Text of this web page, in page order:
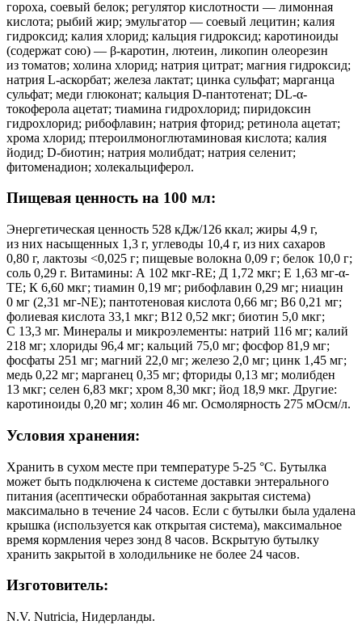
гороха, соевый белок; регулятор кислотности — лимонная
кислота; рыбий жир; эмульгатор — соевый лецитин; калия
гидроксид; калия хлорид; кальция гидроксид; каротиноиды
(содержат сою) — β-каротин, лютеин, ликопин олеорезин
из томатов; холина хлорид; натрия цитрат; магния гидроксид;
натрия L-аскорбат; железа лактат; цинка сульфат; марганца
сульфат; меди глюконат; кальция D-пантотенат; DL-α-
токоферола ацетат; тиамина гидрохлорид; пиридоксин
гидрохлорид; рибофлавин; натрия фторид; ретинола ацетат;
хрома хлорид; птероилмоноглютаминовая кислота; калия
йодид; D-биотин; натрия молибдат; натрия селенит;
фитоменадион; холекальциферол.
Пищевая ценность на 100 мл:
Энергетическая ценность 528 кДж/126 ккал; жиры 4,9 г,
из них насыщенных 1,3 г, углеводы 10,4 г, из них сахаров
0,80 г, лактозы <0,025 г; пищевые волокна 0,09 г; белок 10,0 г;
соль 0,29 г. Витамины: А 102 мкг-RE; Д 1,72 мкг; Е 1,63 мг-α-
ТЕ; К 6,60 мкг; тиамин 0,19 мг; рибофлавин 0,29 мг; ниацин
0 мг (2,31 мг-NE); пантотеновая кислота 0,66 мг; В6 0,21 мг;
фолиевая кислота 33,1 мкг; В12 0,52 мкг; биотин 5,0 мкг;
С 13,3 мг. Минералы и микроэлементы: натрий 116 мг; калий
218 мг; хлориды 96,4 мг; кальций 75,0 мг; фосфор 81,9 мг;
фосфаты 251 мг; магний 22,0 мг; железо 2,0 мг; цинк 1,45 мг;
медь 0,22 мг; марганец 0,35 мг; фториды 0,13 мг; молибден
13 мкг; селен 6,83 мкг; хром 8,30 мкг; йод 18,9 мкг. Другие:
каротиноиды 0,20 мг; холин 46 мг. Осмолярность 275 мОсм/л.
Условия хранения:
Хранить в сухом месте при температуре 5-25 °С. Бутылка
может быть подключена к системе доставки энтерального
питания (асептически обработанная закрытая система)
максимально в течение 24 часов. Если с бутылки была удалена
крышка (используется как открытая система), максимальное
время кормления через зонд 8 часов. Вскрытую бутылку
хранить закрытой в холодильнике не более 24 часов.
Изготовитель:
N.V. Nutricia, Нидерланды.